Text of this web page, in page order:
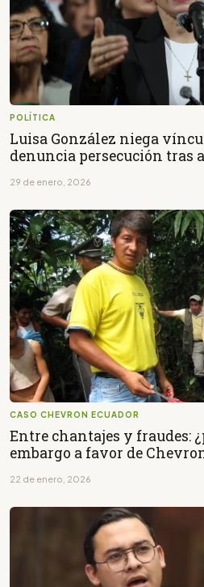
POLÍTICA
Luisa González niega
denuncia persecución tras
29 de enero, 2026
CASO CHEVRON ECUADOR
Entre chantajes y fraudes:
embargo a favor de
22 de enero, 2026